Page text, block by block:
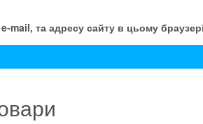
mail, та адресу сайту в цьому